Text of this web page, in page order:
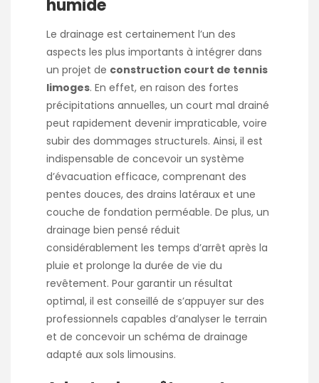
humide
Le drainage est certainement l’un des
aspects les plus importants à intégrer dans
un projet de construction court de tennis
limoges. En effet, en raison des fortes
précipitations annuelles, un court mal drainé
peut rapidement devenir impraticable, voire
subir des dommages structurels. Ainsi, il est
indispensable de concevoir un système
d’évacuation efficace, comprenant des
pentes douces, des drains latéraux et une
couche de fondation perméable. De plus, un
drainage bien pensé réduit
considérablement les temps d’arrêt après la
pluie et prolonge la durée de vie du
revêtement. Pour garantir un résultat
optimal, il est conseillé de s’appuyer sur des
professionnels capables d’analyser le terrain
et de concevoir un schéma de drainage
adapté aux sols limousins.